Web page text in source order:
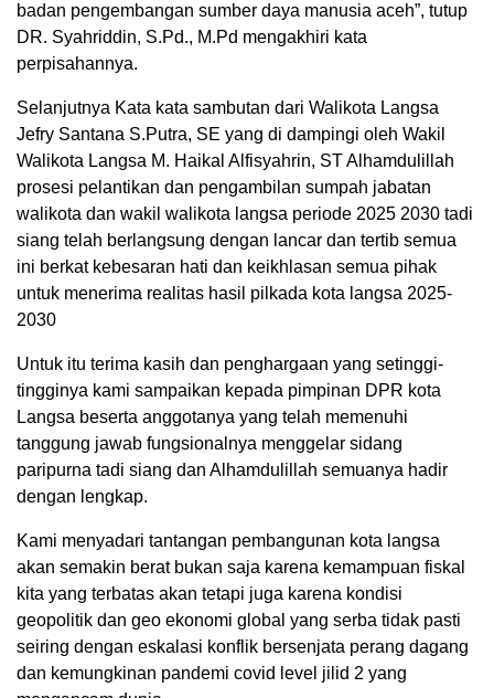
badan pengembangan sumber daya manusia aceh”, tutup
DR. Syahriddin, S.Pd., M.Pd mengakhiri kata
perpisahannya.
Selanjutnya Kata kata sambutan dari Walikota Langsa
Jefry Santana S.Putra, SE yang di dampingi oleh Wakil
Walikota Langsa M. Haikal Alfisyahrin, ST Alhamdulillah
prosesi pelantikan dan pengambilan sumpah jabatan
walikota dan wakil walikota langsa periode 2025 2030 tadi
siang telah berlangsung dengan lancar dan tertib semua
ini berkat kebesaran hati dan keikhlasan semua pihak
untuk menerima realitas hasil pilkada kota langsa 2025-
2030
Untuk itu terima kasih dan penghargaan yang setinggi-
tingginya kami sampaikan kepada pimpinan DPR kota
Langsa beserta anggotanya yang telah memenuhi
tanggung jawab fungsionalnya menggelar sidang
paripurna tadi siang dan Alhamdulillah semuanya hadir
dengan lengkap.
Kami menyadari tantangan pembangunan kota langsa
akan semakin berat bukan saja karena kemampuan fiskal
kita yang terbatas akan tetapi juga karena kondisi
geopolitik dan geo ekonomi global yang serba tidak pasti
seiring dengan eskalasi konflik bersenjata perang dagang
dan kemungkinan pandemi covid level jilid 2 yang